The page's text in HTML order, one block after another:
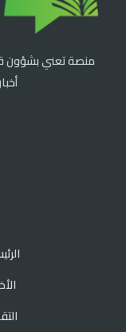
منصة تعني بشؤون